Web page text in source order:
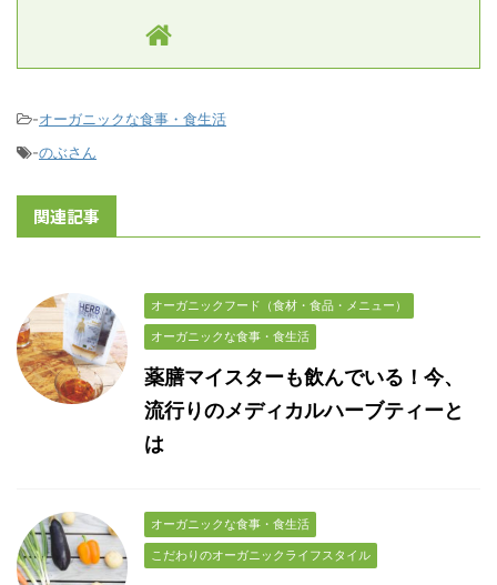
-オーガニックな食事・食生活
-のぶさん
関連記事
オーガニックフード（食材・食品・メニュー）
オーガニックな食事・食生活
薬膳マイスターも飲んでいる！今、
流行りのメディカルハーブティーと
は
オーガニックな食事・食生活
こだわりのオーガニックライフスタイル